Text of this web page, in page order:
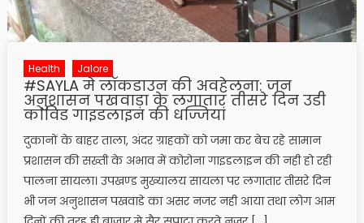
Health Jalore
#SAYLA मे लॉकडाउन की अवहेलना: जन
अनुशासन पखवाड़ा के लगातार तीसरे दिन उडी
कोविड गाइडलाइन की धज्जियां
दुकानों के बाहर ताला, अंदर ग्राहकों को जमा कर बेच रहे सामान
प्रशासन की सख्ती के अभाव में कोरोना गाइडलाइन की नही हो रही
पालना सायला। उपखण्ड मुख्यालय सायला पर लगातार तीसरे दिन
भी जन अनुशासन पखवाडे का असर नजर नही आया तथा लोग आम